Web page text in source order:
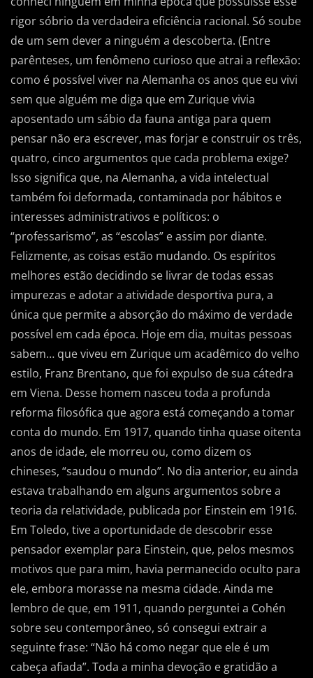
rigor sóbrio da verdadeira eficiência racional. Só soube
de um sem dever a ninguém a descoberta. (Entre
parênteses, um fenômeno curioso que atrai a reflexão:
como é possível viver na Alemanha os anos que eu vivi
sem que alguém me diga que em Zurique vivia
aposentado um sábio da fauna antiga para quem
pensar não era escrever, mas forjar e construir os três,
quatro, cinco argumentos que cada problema exige?
Isso significa que, na Alemanha, a vida intelectual
também foi deformada, contaminada por hábitos e
interesses administrativos e políticos: o
“professarismo”, as “escolas” e assim por diante.
Felizmente, as coisas estão mudando. Os espíritos
melhores estão decidindo se livrar de todas essas
impurezas e adotar a atividade desportiva pura, a
única que permite a absorção do máximo de verdade
possível em cada época. Hoje em dia, muitas pessoas
sabem… que viveu em Zurique um acadêmico do velho
estilo, Franz Brentano, que foi expulso de sua cátedra
em Viena. Desse homem nasceu toda a profunda
reforma filosófica que agora está começando a tomar
conta do mundo. Em 1917, quando tinha quase oitenta
anos de idade, ele morreu ou, como dizem os
chineses, “saudou o mundo”. No dia anterior, eu ainda
estava trabalhando em alguns argumentos sobre a
teoria da relatividade, publicada por Einstein em 1916.
Em Toledo, tive a oportunidade de descobrir esse
pensador exemplar para Einstein, que, pelos mesmos
motivos que para mim, havia permanecido oculto para
ele, embora morasse na mesma cidade. Ainda me
lembro de que, em 1911, quando perguntei a Cohén
sobre seu contemporâneo, só consegui extrair a
seguinte frase: “Não há como negar que ele é um
cabeça afiada”. Toda a minha devoção e gratidão a